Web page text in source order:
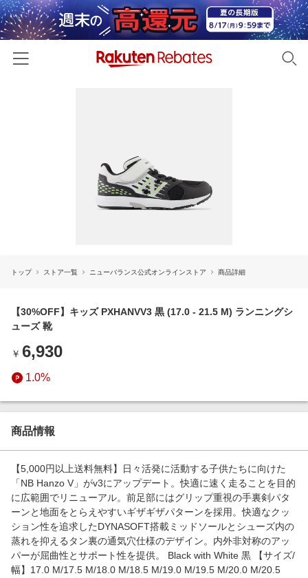
ファッション・インナー・小物
食品・スイーツ・お酒
キッズ・ベビー用品
エンタメ
インテリア・寝具
ペット・花・DIY・車
旅行・レジャー・ホテル予約
生活・お役立ち
金融・マネー・保険
デジタルコンテンツ
ビジネス・その他サービス
リーベイツ注目ストア
電子書籍特集
楽天サービス特集
旅行特集
わくわく夏特集
Apple公式サイト×楽天カード分割払い
Qoo10メガポ
週末の高還元 夏の長期版
トップ ストア一覧 ニューバランス公式オンラインストア 商品詳細
【30%OFF】キッズ PXHANVV3 黒 (17.0 - 21.5 M) ランニングシ
ューズ 靴
￥ 6,930
1.0%
商品情報
【5,000円以上送料無料】日々活発に活動する子供たちに向けた
「NB Hanzo V」がv3にアップデート。快適に速く走ることを目的
に広範囲でリニューアル。前足部にはグリップ重視の手裏剣パタ
ーンと地面をとらえやすいギザギザパターンを採用。快適なクッ
ション性を追求したDYNASOFT搭載ミッドソールとシューズ内の
蒸れを抑えるタン裏の通気穴仕様のデザイン。内外非対称のアッ
パーが屈曲性とサポート性を提供。 Black with White 黒 【サイズ/
幅】17.0 M/17.5 M/18.0 M/18.5 M/19.0 M/19.5 M/20.0 M/20.5